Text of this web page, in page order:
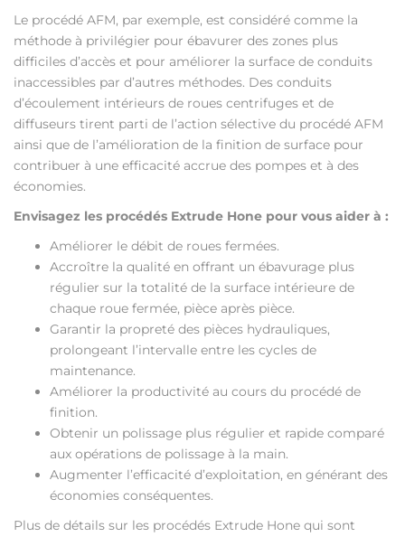
Le procédé AFM, par exemple, est considéré comme la
méthode à privilégier pour ébavurer des zones plus
difficiles d’accès et pour améliorer la surface de conduits
inaccessibles par d’autres méthodes. Des conduits
d’écoulement intérieurs de roues centrifuges et de
diffuseurs tirent parti de l’action sélective du procédé AFM
ainsi que de l’amélioration de la finition de surface pour
contribuer à une efficacité accrue des pompes et à des
économies.
Envisagez les procédés Extrude Hone pour vous aider à :
Améliorer le débit de roues fermées.
Accroître la qualité en offrant un ébavurage plus
régulier sur la totalité de la surface intérieure de
chaque roue fermée, pièce après pièce.
Garantir la propreté des pièces hydrauliques,
prolongeant l’intervalle entre les cycles de
maintenance.
Améliorer la productivité au cours du procédé de
finition.
Obtenir un polissage plus régulier et rapide comparé
aux opérations de polissage à la main.
Augmenter l’efficacité d’exploitation, en générant des
économies conséquentes.
Plus de détails sur les procédés Extrude Hone qui sont